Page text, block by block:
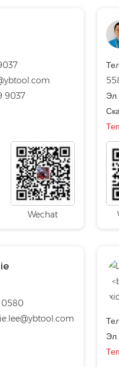
9037
Wechat
0580